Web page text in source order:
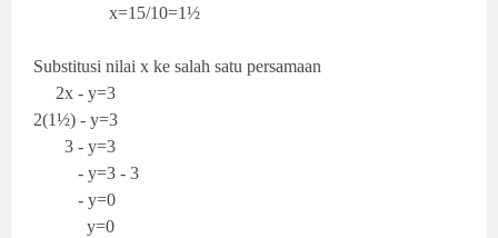
x=15/10=1½
Substitusi nilai x ke salah satu persamaan
2x - y=3
2(1½) - y=3
3 - y=3
- y=3 - 3
- y=0
y=0